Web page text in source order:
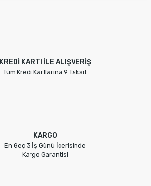
KREDİ KARTI İLE ALIŞVERİŞ
Tüm Kredi Kartlarına 9 Taksit
KARGO
En Geç 3 İş Günü İçerisinde
Kargo Garantisi